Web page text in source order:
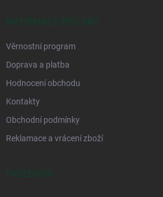
INFORMACE PRO VÁS
Věrnostní program
Doprava a platba
Hodnocení obchodu
Kontakty
Obchodní podmínky
Reklamace a vrácení zboží
FACEBOOK